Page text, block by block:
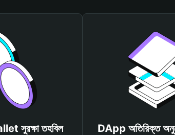
সুরক্ষা তহবিল
DApp অতিরিক্ত